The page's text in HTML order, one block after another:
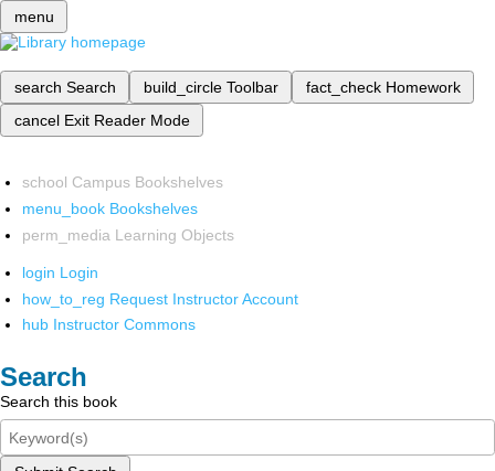
menu
search Search build_circle Toolbar fact_check Homework
cancel Exit Reader Mode
school Campus Bookshelves
menu_book Bookshelves
perm_media Learning Objects
login Login
how_to_reg Request Instructor Account
hub Instructor Commons
Search
Search this book